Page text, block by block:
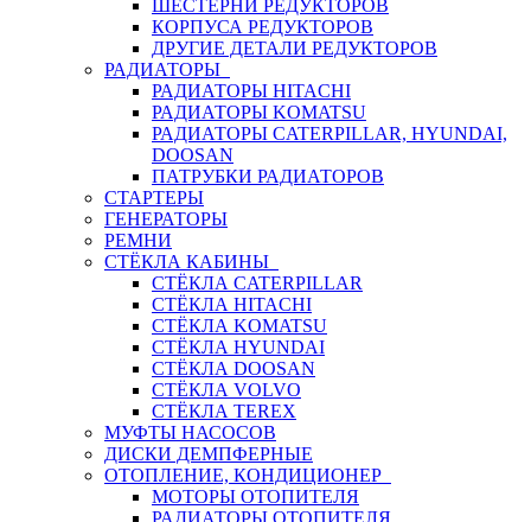
ШЕСТЕРНИ РЕДУКТОРОВ
КОРПУСА РЕДУКТОРОВ
ДРУГИЕ ДЕТАЛИ РЕДУКТОРОВ
РАДИАТОРЫ
РАДИАТОРЫ HITACHI
РАДИАТОРЫ KOMATSU
РАДИАТОРЫ CATERPILLAR, HYUNDAI,
DOOSAN
ПАТРУБКИ РАДИАТОРОВ
СТАРТЕРЫ
ГЕНЕРАТОРЫ
РЕМНИ
СТЁКЛА КАБИНЫ
СТЁКЛА CATERPILLAR
СТЁКЛА HITACHI
СТЁКЛА KOMATSU
СТЁКЛА HYUNDAI
СТЁКЛА DOOSAN
СТЁКЛА VOLVO
СТЁКЛА TEREX
МУФТЫ НАСОСОВ
ДИСКИ ДЕМПФЕРНЫЕ
ОТОПЛЕНИЕ, КОНДИЦИОНЕР
МОТОРЫ ОТОПИТЕЛЯ
РАДИАТОРЫ ОТОПИТЕЛЯ